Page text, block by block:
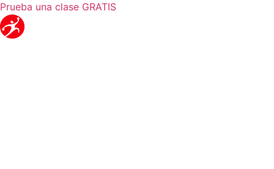
Prueba una clase GRATIS